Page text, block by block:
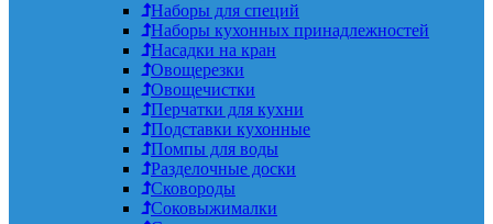
Наборы для специй
Наборы кухонных принадлежностей
Насадки на кран
Овощерезки
Овощечистки
Перчатки для кухни
Подставки кухонные
Помпы для воды
Разделочные доски
Сковороды
Соковыжималки